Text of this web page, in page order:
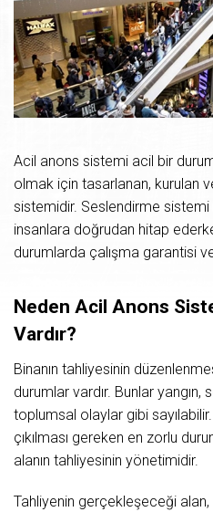
Acil anons sistemi acil bir
olmak için tasarlanan, kurulan
sistemidir. Seslendirme
insanlara doğrudan hitap
durumlarda çalışma garantisi
Neden Acil Anons
Vardır?
Binanın tahliyesinin
durumlar vardır. Bunlar
toplumsal olaylar gibi
çıkılması gereken en zorlu
alanın tahliyesinin yönetimidir.
Tahliyenin gerçekleşeceği